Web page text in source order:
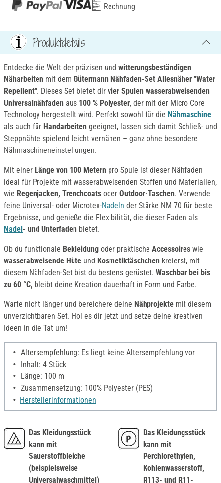
Rechnung
Produktdetails
Entdecke die Welt der präzisen und witterungsbeständigen
Näharbeiten mit dem Gütermann Nähfaden-Set Allesnäher "Water
Repellent". Dieses Set bietet dir vier Spulen wasserabweisenden
Universalnähfaden aus 100 % Polyester, der mit der Micro Core
Technology hergestellt wird. Perfekt sowohl für die Nähmaschine
als auch für Handarbeiten geeignet, lassen sich damit Schließ- und
Steppnähte spielend leicht vernähen – ganz ohne besondere
Nähmaschineneinstellungen.
Mit einer Länge von 100 Metern pro Spule ist dieser Nähfaden
ideal für Projekte mit wasserabweisenden Stoffen und Materialien,
wie Regenjacken, Trenchcoats oder Outdoor-Taschen. Verwende
feine Universal- oder Microtex-Nadeln der Stärke NM 70 für beste
Ergebnisse, und genieße die Flexibilität, die dieser Faden als
Nadel - und Unterfaden bietet.
Ob du funktionale Bekleidung oder praktische Accessoires wie
wasserabweisende Hüte und Kosmetiktäschchen kreierst, mit
diesem Nähfaden-Set bist du bestens gerüstet. Waschbar bei bis
zu 60 °C, bleibt deine Kreation dauerhaft in Form und Farbe.
Warte nicht länger und bereichere deine Nähprojekte mit diesem
unverzichtbaren Set. Hol es dir jetzt und setze deine kreativen
Ideen in die Tat um!
Altersempfehlung: Es liegt keine Altersempfehlung vor
Inhalt: 4 Stück
Länge: 100 m
Zusammensetzung: 100% Polyester (PES)
Herstellerinformationen
Das Kleidungsstück
kann mit
Sauerstoffbleiche
(beispielsweise
Universalwaschmittel)
Das Kleidungsstück
kann mit
Perchlorethylen,
Kohlenwasserstoff,
R113- und R11-